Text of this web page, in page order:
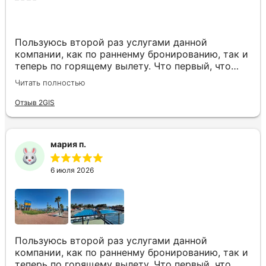
Пользуюсь второй раз услугами данной
компании, как по ранненму бронированию, так и
теперь по горящему вылету. Что первый, что
второй раз путёвки подобраны под наши
индивидуальные запросы идеально. Работаем с
менеджером Анной Макеевой, всегда на связи,
Читать полностью
Отзыв 2GIS
мария п.
6 июля 2026
Пользуюсь второй раз услугами данной
компании, как по ранненму бронированию, так и